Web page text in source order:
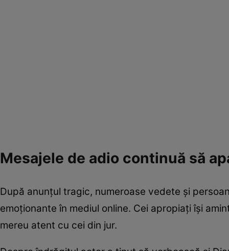
Mesajele de adio continuă să
După anunțul tragic, numeroase vedete și
emoționante în mediul online. Cei apropiați își
mereu atent cu cei din jur.